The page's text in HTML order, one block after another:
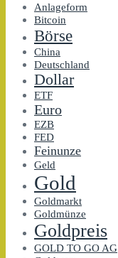
Anlageform
Bitcoin
Börse
China
Deutschland
Dollar
ETF
Euro
EZB
FED
Feinunze
Geld
Gold
Goldmarkt
Goldmünze
Goldpreis
GOLD TO GO AG